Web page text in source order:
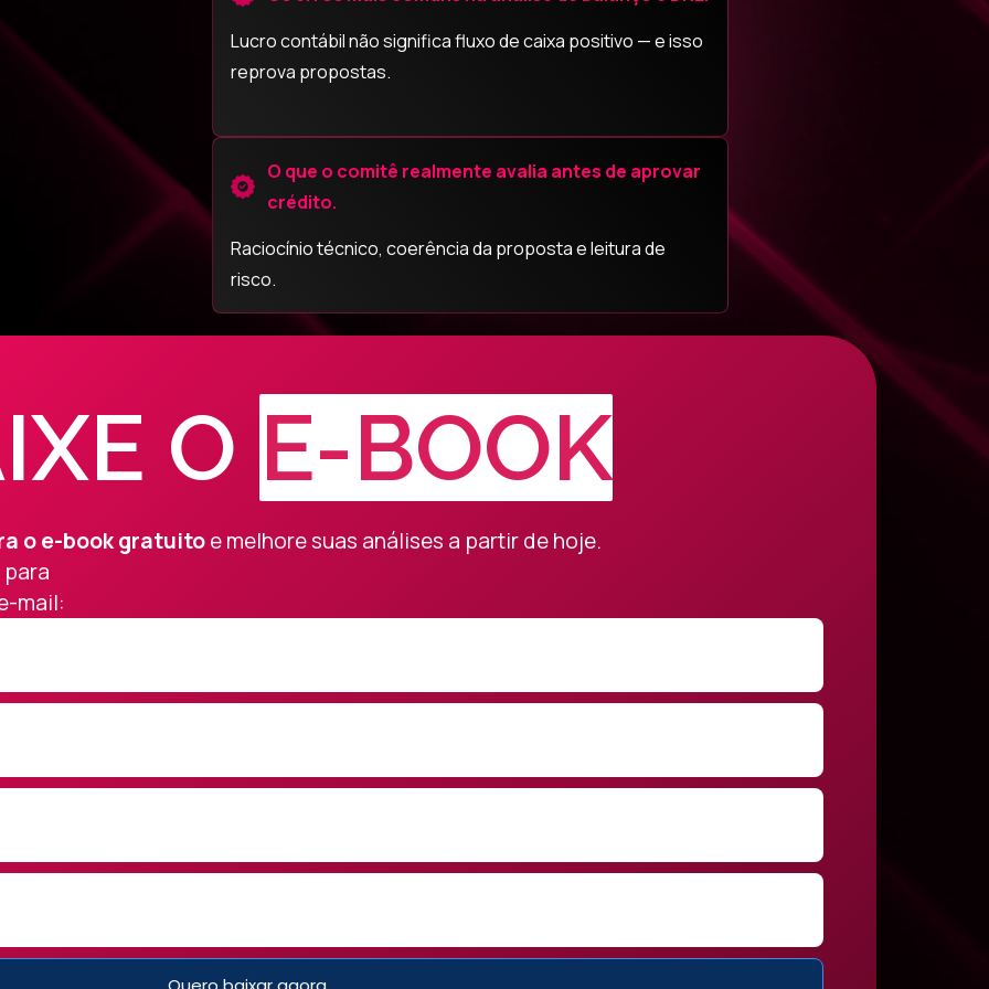
Lucro contábil não significa fluxo de caixa positivo — e isso
reprova propostas.
O que o comitê realmente avalia antes de aprovar
crédito.
Raciocínio técnico, coerência da proposta e leitura de
risco.
O E-BOOK
o e-book gratuitoe melhore suas análises a partir de hoje.
mail: